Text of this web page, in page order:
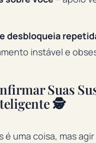
desbloqueia
instável e
Suas
🕵️
é uma coisa, mas